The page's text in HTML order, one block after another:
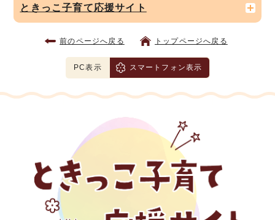
ときっこ子育て応援サイト
前のページへ戻る トップページへ戻る
PC表示 スマートフォン表示